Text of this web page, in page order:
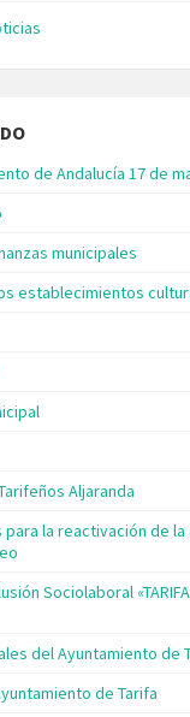
de Andalucía 17 de
municipales
establecimientos
Aljaranda
la reactivación de
Sociolaboral «TARIFA
del Ayuntamiento de
de Tarifa